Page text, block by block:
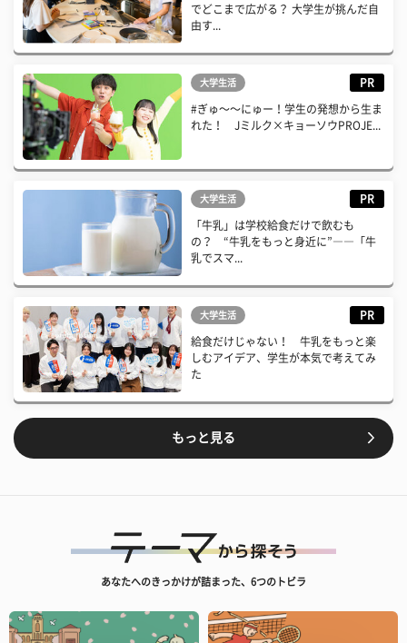
でどこまで広がる？ 大学生が挑んだ自
由す...
大学生活 PR
#ぎゅ〜〜にゅー！学生の発想から生ま
れた！ Jミルク×キョーソウPROJE...
大学生活 PR
「牛乳」は学校給食だけで飲むも
の？ “牛乳をもっと身近に”――「牛
乳でスマ...
大学生活 PR
給食だけじゃない！ 牛乳をもっと楽
しむアイデア、学生が本気で考えてみ
た
もっと見る
あなたへのきっかけが詰まった、6つのトビラ